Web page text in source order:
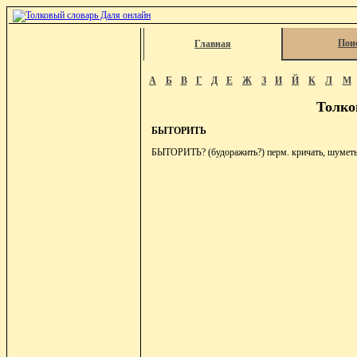
Главная
А Б В Г Д Е Ж З И Й К Л М
БЫТОРИТЬ
БЫТОРИТЬ? (будоражить?) перм. кричать,